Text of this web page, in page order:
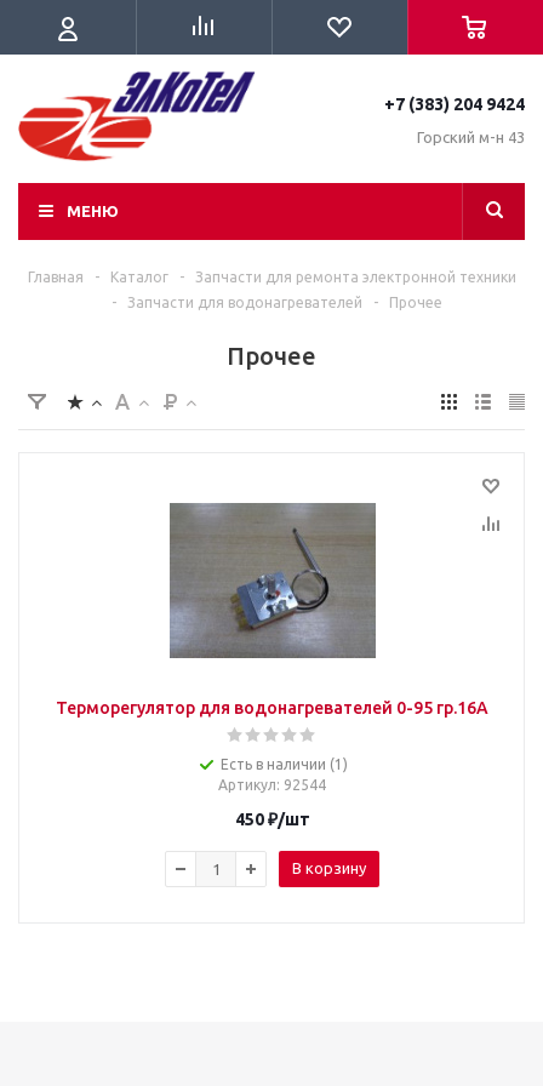
+7 (383) 204 9424
Горский м-н 43
МЕНЮ
Главная - Каталог -
Запчасти для ремонта электронной техники
-
Запчасти для водонагревателей - Прочее
Прочее
Терморегулятор для водонагревателей 0-95 гр.16А
Есть в наличии (1)
Артикул: 92544
450₽/шт
В корзину